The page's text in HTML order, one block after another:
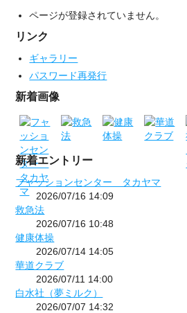
ページが登録されていません。
リンク
ギャラリー
パスワード再発行
新着画像
新着エントリー
フャッションセンター タカヤマ
2026/07/16 14:09
救急法
2026/07/16 10:48
健康体操
2026/07/14 14:05
華道クラブ
2026/07/11 14:00
白水社（夢ミルク）
2026/07/07 14:32